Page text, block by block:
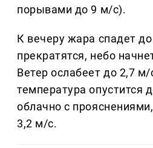
порывами до 9 м/с).
К вечеру жара спадет до
прекратятся, небо
Ветер ослабеет до 2,7
температура опустится
облачно с
3,2 м/с.